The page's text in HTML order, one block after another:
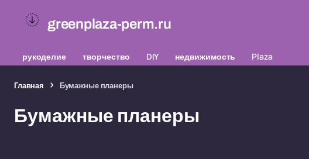
greenplaza-perm.ru
рукоделие творчество DIY недвижимость Plaza
Главная Бумажные планеры
Бумажные планеры